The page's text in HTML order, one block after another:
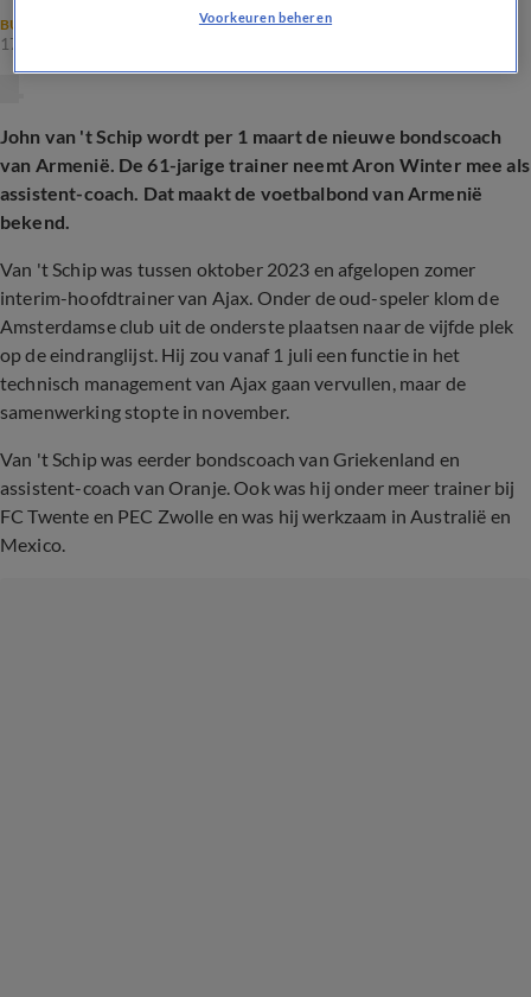
BUITENLANDS VOETBAL
17 feb 2025, 14:07
John van 't Schip wordt per 1 maart de nieuwe bondscoach
van Armenië. De 61-jarige trainer neemt Aron Winter mee als
assistent-coach. Dat maakt de voetbalbond van Armenië
bekend.
Van 't Schip was tussen oktober 2023 en afgelopen zomer
interim-hoofdtrainer van Ajax. Onder de oud-speler klom de
Amsterdamse club uit de onderste plaatsen naar de vijfde plek
op de eindranglijst. Hij zou vanaf 1 juli een functie in het
technisch management van Ajax gaan vervullen, maar de
samenwerking stopte in november.
Van 't Schip was eerder bondscoach van Griekenland en
assistent-coach van Oranje. Ook was hij onder meer trainer bij
FC Twente en PEC Zwolle en was hij werkzaam in Australië en
Mexico.
Voorkeuren beheren